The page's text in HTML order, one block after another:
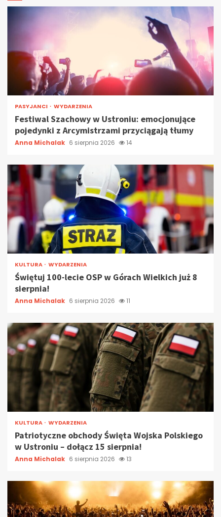
PASYJANCI WYDARZENIA
Festiwal Szachowy w Ustroniu: emocjonujące
pojedynki z Arcymistrzami przyciągają tłumy
Anna Michalak 6 sierpnia 2026 14
KULTURA WYDARZENIA
Świętuj 100-lecie OSP w Górach Wielkich już 8
sierpnia!
Anna Michalak 6 sierpnia 2026 11
KULTURA WYDARZENIA
Patriotyczne obchody Święta Wojska Polskiego
w Ustroniu – dołącz 15 sierpnia!
Anna Michalak 6 sierpnia 2026 13